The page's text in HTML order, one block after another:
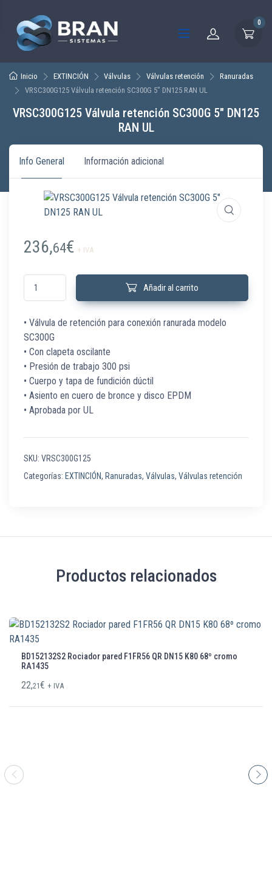
0
Inicio EXTINCIÓN Válvulas Válvulas retención
Ranuradas
VRSC300G125 Válvula retención SC300G 5″ DN125 RAN UL
VRSC300G125 Válvula retención SC300G 5″ DN125
RAN UL
Info General Información adicional
236,64€ + IVA
VRSC300G125 Válvula retención SC300G 5" DN125 RAN UL cantidad
Añadir al carrito
• Válvula de retención para conexión ranurada modelo
SC300G
• Con clapeta oscilante
• Presión de trabajo 300 psi
• Cuerpo y tapa de fundición dúctil
• Asiento en cuero de bronce y disco EPDM
• Aprobada por UL
SKU: VRSC300G125
Categorías: EXTINCIÓN, Ranuradas, Válvulas, Válvulas retención
Productos relacionados
BD152132S2 Rociador pared F1FR56 QR DN15 K80 68º cromo
RA1435
22,21€ + IVA